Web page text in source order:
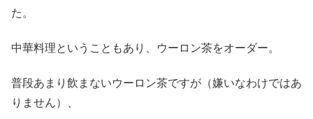
た。
中華料理ということもあり、ウーロン茶をオーダー。
普段あまり飲まないウーロン茶ですが（嫌いなわけではあ
りません）、